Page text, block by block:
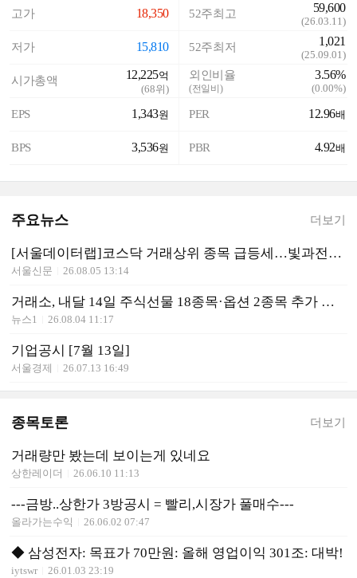
고가 18,350
저가 15,810
시가총액 12,225억
(68위)
EPS 1,343원
BPS 3,536원
52주최고 59,600
(26.03.11)
52주최저 1,021
(25.09.01)
외인비율
(전일비)
3.56%
(0.00%)
PER 12.96배
PBR 4.92배
주요뉴스 더보기
[서울데이터랩]코스닥 거래상위 종목 급등세…빛과전자·이노인스트루먼트·마키나락스 상한가
서울신문 26.08.05 13:14
거래소, 내달 14일 주식선물 18종목·옵션 2종목 추가 상장
뉴스1 26.08.04 11:17
기업공시 [7월 13일]
서울경제 26.07.13 16:49
종목토론 더보기
거래량만 봤는데 보이는게 있네요
상한레이더 26.06.10 11:13
---금방..상한가 3방공시 = 빨리,시장가 풀매수---
올라가는수익 26.06.02 07:47
◆ 삼성전자: 목표가 70만원: 올해 영업이익 301조: 대박!
iytswr 26.01.03 23:19